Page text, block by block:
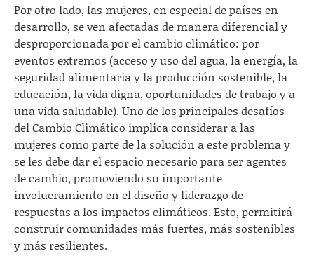
Por otro lado, las mujeres, en especial de países en
desarrollo, se ven afectadas de manera diferencial y
desproporcionada por el cambio climático: por
eventos extremos (acceso y uso del agua, la energía, la
seguridad alimentaria y la producción sostenible, la
educación, la vida digna, oportunidades de trabajo y a
una vida saludable). Uno de los principales desafíos
del Cambio Climático implica considerar a las
mujeres como parte de la solución a este problema y
se les debe dar el espacio necesario para ser agentes
de cambio, promoviendo su importante
involucramiento en el diseño y liderazgo de
respuestas a los impactos climáticos. Esto, permitirá
construir comunidades más fuertes, más sostenibles
y más resilientes.